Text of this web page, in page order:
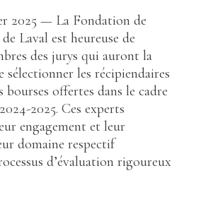
2025 — La Fondation de
Laval est heureuse de
des jurys qui auront la
sélectionner les récipiendaires
bourses offertes dans le cadre
2025. Ces experts
engagement et leur
domaine respectif
d’évaluation rigoureux